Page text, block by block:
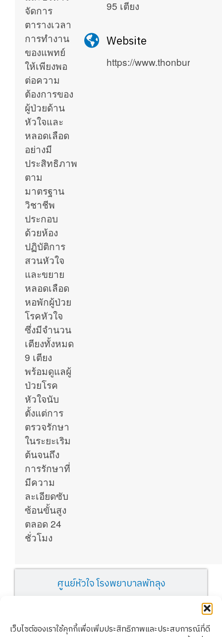
เว็บไซต์ของเราใช้คุกกี้เพื่อเพิ่มประสิทธิภาพและประสบการณ์ที่ดี
ศูนย์หัวใจ โรงพยาบาลพัทลุง
จัดการ
ตารางเวลา
การทํางาน
ของแพทย์
ให้เพียงพอ
ต่อความ
ต้องการของ
ผู้ป่วยด้าน
หัวใจและ
หลอดเลือด
อย่างมี
ประสิทธิภาพ
ตาม
มาตรฐาน
วิชาชีพ
ประกอบ
ด้วยห้อง
ปฏิบัติการ
สวนหัวใจ
และขยาย
หลอดเลือด
หอพักผู้ป่วย
โรคหัวใจ
ซึ่งมีจํานวน
เตียงทั้งหมด
9 เตียง
พร้อมดูแลผู้
ป่วยโรค
หัวใจนับ
ตั้งแต่การ
ตรวจรักษา
ในระยะเริม
ต้นจนถึง
การรักษาที่
มีความ
ละเอียดซับ
ซ้อนขั้นสูง
ตลอด 24
ชั่วโมง
95 เตียง
Website
https://
Thonburi
Copyright ©
Privacy Policy l